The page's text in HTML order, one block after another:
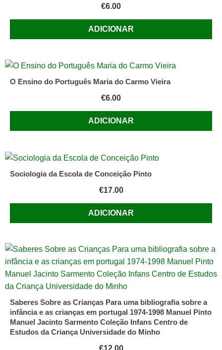
€6.00
ADICIONAR
O Ensino do Português Maria do Carmo Vieira
€6.00
ADICIONAR
Sociologia da Escola de Conceição Pinto
€17.00
ADICIONAR
Saberes Sobre as Crianças Para uma bibliografia sobre a
infância e as crianças em portugal 1974-1998 Manuel Pinto
Manuel Jacinto Sarmento Coleção Infans Centro de
Estudos da Criança Universidade do Minho
€12.00